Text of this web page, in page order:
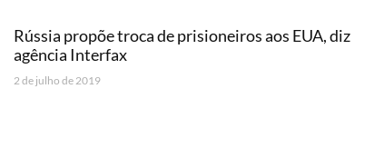
Rússia propõe troca de prisioneiros aos EUA, diz
agência Interfax
2 de julho de 2019